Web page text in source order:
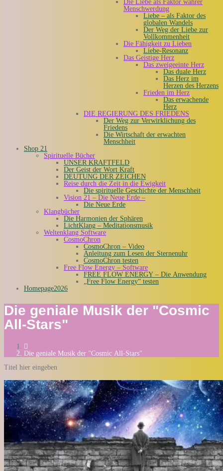
Die Liebe als Faktor wahrer
Menschwerdung
Liebe – als Faktor des
globalen Wandels
Der Weg der Liebe zur
Vollkommenheit
Die Fähigkeit zu Lieben
Liebe-Resonanz
Das Geistige Herz
Das zweigeeinte Herz
Das duale Herz
Das Herz im
Herzen des Herzens
Frieden im Herz
Das erwachende
Herz
DIE REGIERUNG DES FRIEDENS
Der Weg zur Verwirklichung des
Friedens
Die Wirtschaft der erwachten
Menschheit
Shop 21
Spirituelle Bücher
UNSER KRAFTFELD
Der Geist der Wort Kraft
DEUTUNG DER ZEICHEN
Reise durch die Zeit in die Ewigkeit
Die spirituelle Geschichte der Menschheit
Vision 21 – Die Neue Erde –
Die Neue Erde
Klangbücher
Die Harmonien der Sphären
LichtKlang – Meditationsmusik
Weltenklang Software
CosmoChron
CosmoChron – Video
Anleitung zum Lesen der Sternenuhr
CosmoChron testen
Free Flow Energy – Software
FREE FLOW ENERGY – Die Anwendung
„Free Flow Energy“ testen
Homepage2026
Die geniale Musik der "Cosmic
All-Stars"
Die geniale Musik der "Cosmic All-Stars"
Titel hier eingeben